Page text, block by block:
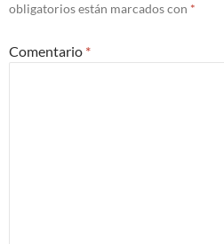
obligatorios están marcados con *
Comentario *